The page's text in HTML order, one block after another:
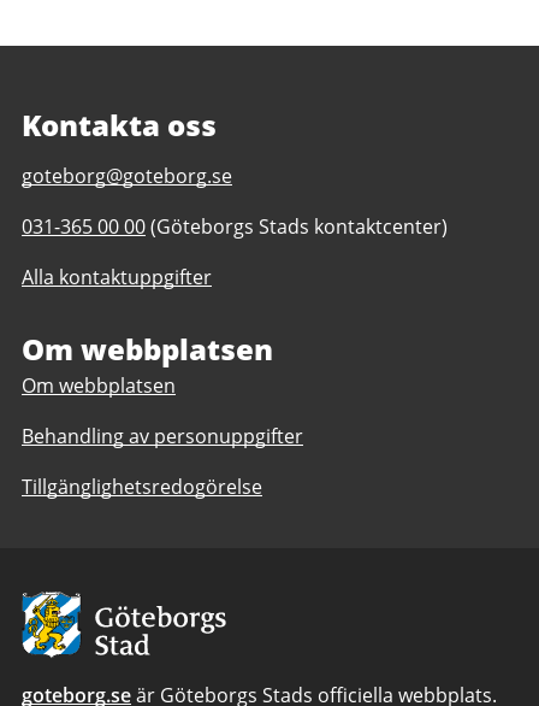
Kontakta oss
E-
till
Trädgårdsföreningen
goteborg@goteborg.se
Telefonnummer
Trädgårdsföreningen
031-365 00 00(Göteborgs Stads kontaktcenter)
Alla kontaktuppgifter
Om webbplatsen
Om webbplatsen
Behandling av personuppgifter
Tillgänglighetsredogörelse
Avsändare:
Göteborgs
Stad
goteborg.seär Göteborgs Stads officiella webbplats.